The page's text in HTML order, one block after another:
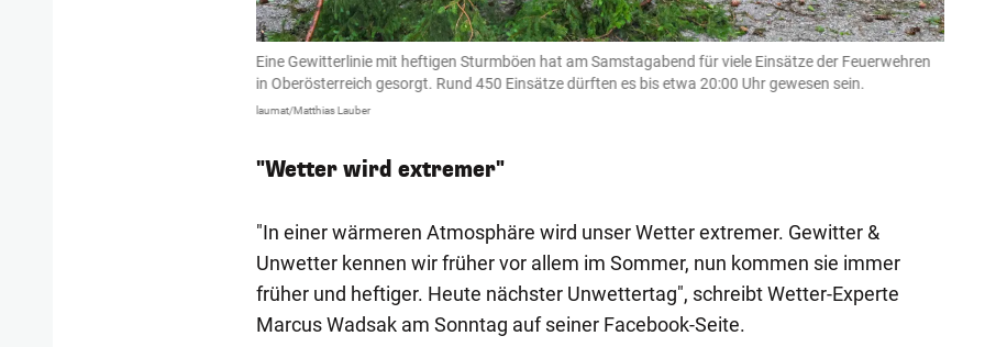
Eine Gewitterlinie mit heftigen Sturmböen hat am Samstagabend für viele Einsätze der Feuerwehren
in Oberösterreich gesorgt. Rund 450 Einsätze dürften es bis etwa 20:00 Uhr gewesen sein.
laumat/Matthias Lauber
"Wetter wird extremer"
"In einer wärmeren Atmosphäre wird unser Wetter extremer. Gewitter &
Unwetter kennen wir früher vor allem im Sommer, nun kommen sie immer
früher und heftiger. Heute nächster Unwettertag", schreibt Wetter-Experte
Marcus Wadsak am Sonntag auf seiner Facebook-Seite.